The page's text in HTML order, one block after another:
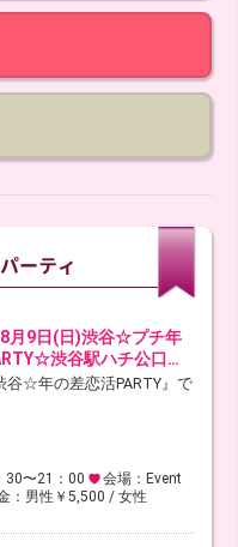
8月9日(日)渋谷☆プチ年
渋谷駅ハチ公口…
谷☆年の差恋活PARTY』で
30〜21：00
会場：Event
：男性￥5,500 / 女性